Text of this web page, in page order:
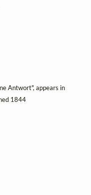
Antwort", appears in
1844